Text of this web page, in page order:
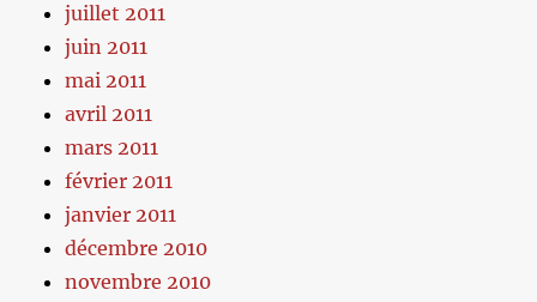
juillet 2011
juin 2011
mai 2011
avril 2011
mars 2011
février 2011
janvier 2011
décembre 2010
novembre 2010